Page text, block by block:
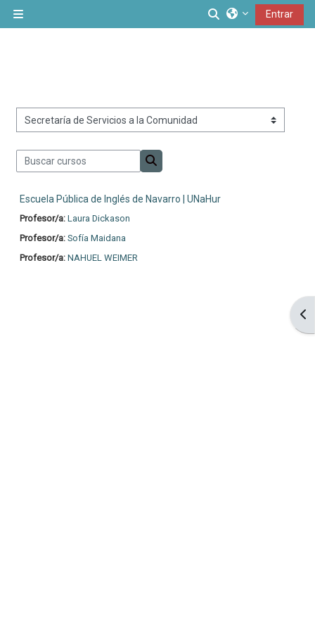
ConmutarEntrar
Categorías del curso
Buscar cursos
Buscar cursos
Escuela Pública de Inglés de Navarro | UNaHur
Profesor/a: Laura Dickason
Profesor/a: Sofía Maidana
Profesor/a: NAHUEL WEIMER